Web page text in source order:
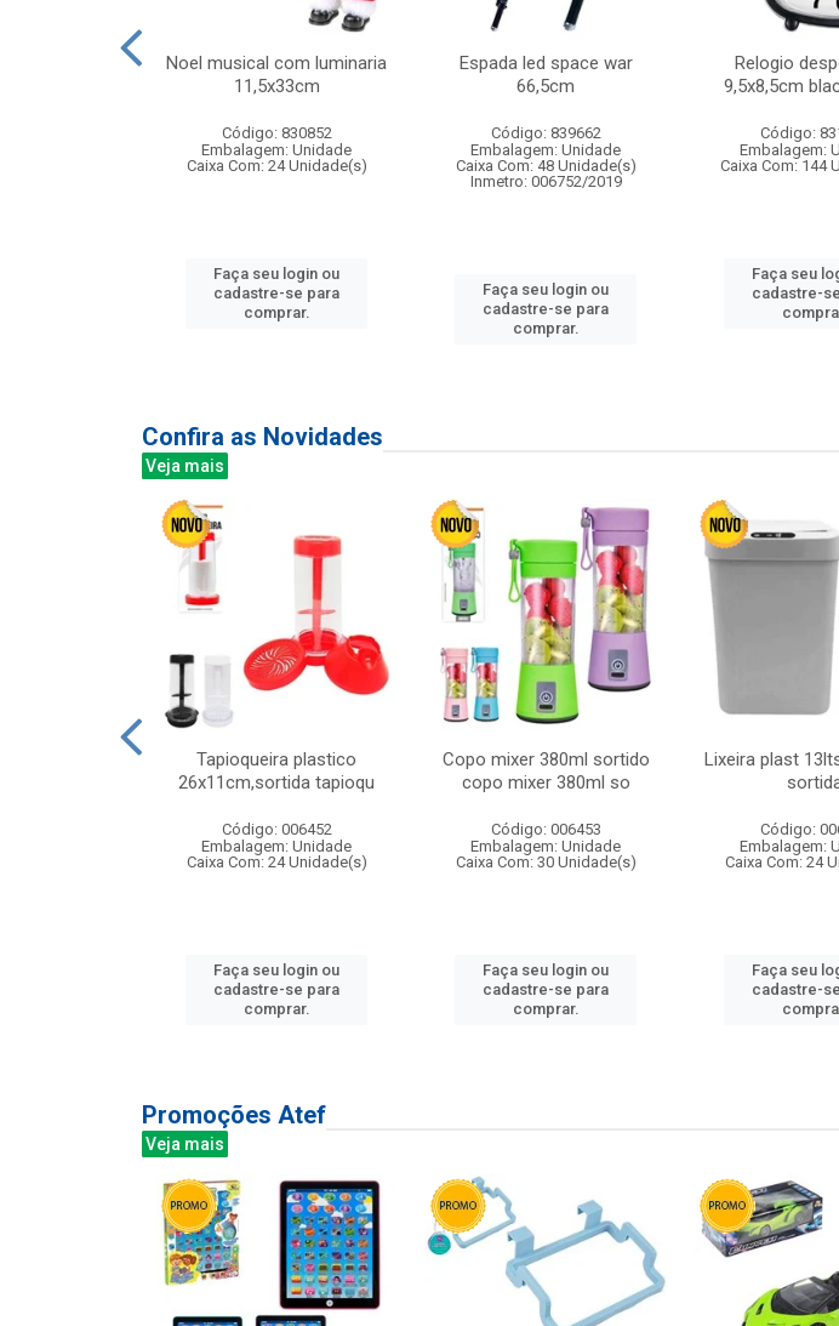
Noel musical com luminaria
11,5x33cm
Código: 830852
Embalagem: Unidade
Caixa Com: 24 Unidade(s)
Faça seu login ou
cadastre-se para
comprar.
Espada led space war
66,5cm
Código: 839662
Embalagem: Unidade
Caixa Com: 48 Unidade(s)
Inmetro: 006752/2019
Faça seu login ou
cadastre-se para
comprar.
Relogio
9,5x8,5cm
Código:
Embalagem:
Caixa Com: 144
Faça seu
cadastre-
Confira as Novidades
Veja mais
Tapioqueira plastico
26x11cm,sortida tapioqu
Código: 006452
Embalagem: Unidade
Caixa Com: 24 Unidade(s)
Faça seu login ou
cadastre-se para
comprar.
Copo mixer 380ml sortido
copo mixer 380ml so
Código: 006453
Embalagem: Unidade
Caixa Com: 30 Unidade(s)
Faça seu login ou
cadastre-se para
comprar.
Lixeira plast
Código:
Embalagem:
Caixa Com: 24
Faça seu
cadastre-
Promoções Atef
Veja mais